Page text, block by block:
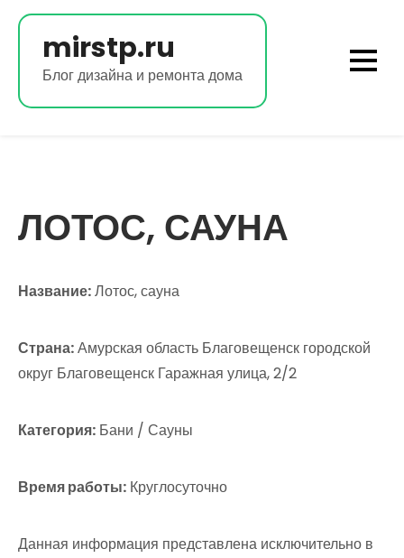
Перейти
содержимомуmirstp.ru
Блог дизайна и ремонта дома
ЛОТОС, САУНА
Название:Лотос, сауна
Страна:Амурская область Благовещенск городской
округ Благовещенск Гаражная улица, 2/2
Категория: Бани / Сауны
Время работы: Круглосуточно
Данная информация представлена исключительно в